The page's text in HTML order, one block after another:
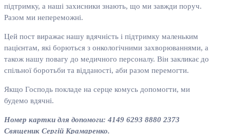
підтримку, а наші захисники знають, що ми завжди поруч.
Разом ми непереможні.
Цей пост виражає нашу вдячність і підтримку маленьким
пацієнтам, які борються з онкологічними захворюваннями, а
також нашу повагу до медичного персоналу. Він закликає до
спільної боротьби та відданості, аби разом перемогти.
Якщо Господь покладе на серце комусь допомогти, ми
будемо вдячні.
Номер картки для допомоги: 4149 6293 8880 2373
Священик Сергій Крамаренко.